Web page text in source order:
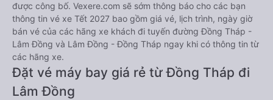
được công bố. Vexere.com sẽ sớm thông báo cho các bạn
thông tin vé xe Tết 2027 bao gồm giá vé, lịch trình, ngày giờ
bán vé của các hãng xe khách đi tuyến đường Đồng Tháp -
Lâm Đồng và Lâm Đồng - Đồng Tháp ngay khi có thông tin từ
các hãng xe.
Đặt vé máy bay giá rẻ từ Đồng Tháp đi
Lâm Đồng